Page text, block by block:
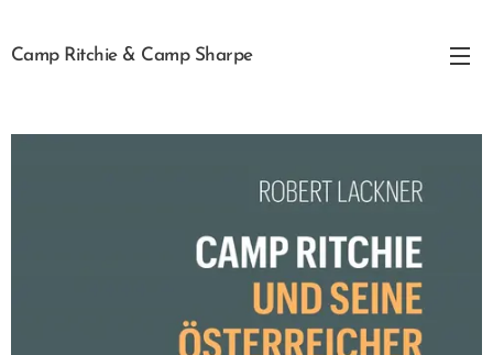
Camp Ritchie & Camp Sharpe